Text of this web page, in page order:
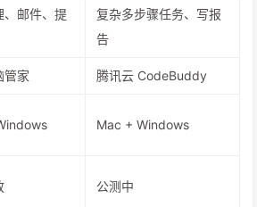
、邮件、提
复杂多步骤任务、写报
告
管家 腾讯云 CodeBuddy
Mac + Windows
公测中